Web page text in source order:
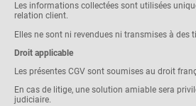
Les informations collectées sont utilisées
relation client.
Elles ne sont ni revendues ni transmises à des
Droit applicable
Les présentes CGV sont soumises au droit
En cas de litige, une solution amiable sera
judiciaire.